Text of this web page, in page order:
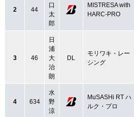
2 44
口
太
郎
MISTRESA with
HARC-PRO
3 46
日
浦
大
治
朗
DL
モリワキ・レー
シング
4 634
水
野
涼
MuSASHi RT ハ
ルク・プロ